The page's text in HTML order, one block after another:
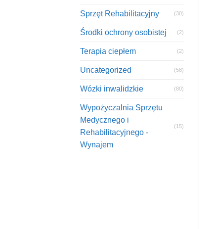
Sprzęt Rehabilitacyjny (30)
Środki ochrony osobistej (2)
Terapia ciepłem (2)
Uncategorized (58)
Wózki inwalidzkie (80)
Wypożyczalnia Sprzętu
Medycznego i
Rehabilitacyjnego -
Wynajem
(15)